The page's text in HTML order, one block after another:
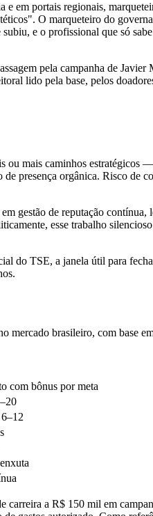
em portais regionais,
O marqueteiro do
e o profissional que só
pela campanha de
lido pela base, pelos
ou mais caminhos
presença orgânica. Risco de
gestão de reputação contínua,
esse trabalho
do TSE, a janela útil para
brasileiro, com base
com bônus por meta
a R$ 150 mil em